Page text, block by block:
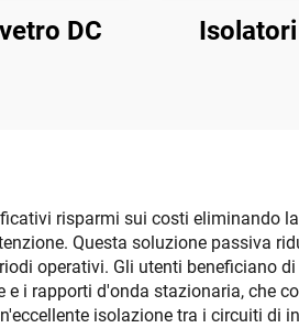
DC
risparmi sui costi eliminando
Questa soluzione passiva
operativi. Gli utenti beneficiano
i rapporti d'onda stazionaria, che
isolazione tra i circuiti di